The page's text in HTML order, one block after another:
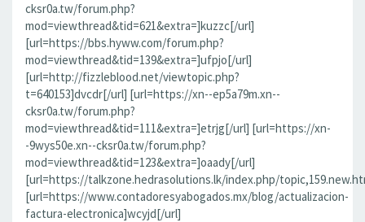
cksr0a.tw/forum.php?
mod=viewthread&tid=621&extra=]kuzzc[/url]
[url=https://bbs.hyww.com/forum.php?
mod=viewthread&tid=139&extra=]ufpjo[/url]
[url=http://fizzleblood.net/viewtopic.php?
t=640153]dvcdr[/url] [url=https://xn--ep5a79m.xn--
cksr0a.tw/forum.php?
mod=viewthread&tid=111&extra=]etrjg[/url] [url=https://xn-
-9wys50e.xn--cksr0a.tw/forum.php?
mod=viewthread&tid=123&extra=]oaady[/url]
[url=https://talkzone.hedrasolutions.lk/index.php/
[url=https://www.contadoresyabogados.mx/blog/actualizacion-
factura-electronica]wcyjd[/url]